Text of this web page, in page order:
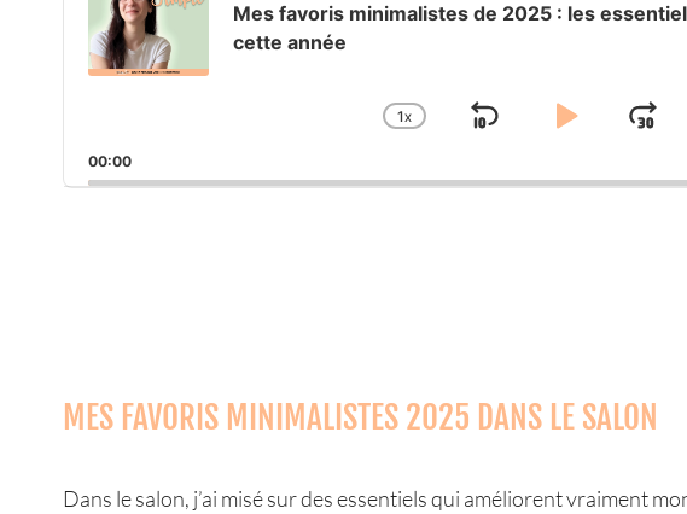
Mes favoris minimalistes de 2025 : les
cette année
CHANGE
RATE
1X
SKIPPLAY
00:00
MES FAVORIS MINIMALISTES 2025 DANS LE SALON
Dans le salon, j’ai misé sur des essentiels qui améliorent vraiment